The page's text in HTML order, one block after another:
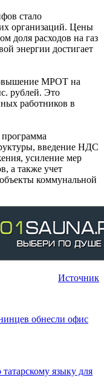
стало
организаций. Цены
доля расходов на газ
энергии достигает
МРОТ на
рублей. Это
работников в
введение НДС
усиление мер
а также учет
коммунальной
Источник
обнесли офис
языку для